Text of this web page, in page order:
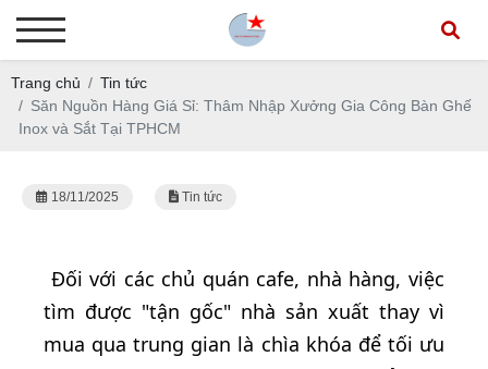
Trang chủ
Tin tức
Săn Nguồn Hàng Giá Sỉ: Thâm Nhập Xưởng Gia Công Bàn Ghế
Inox và Sắt Tại TPHCM
18/11/2025 Tin tức
Đối với các chủ quán cafe, nhà hàng, việc
tìm được "tận gốc" nhà sản xuất thay vì
mua qua trung gian là chìa khóa để tối ưu